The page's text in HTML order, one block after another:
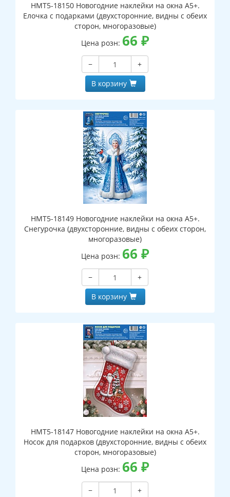
НМТ5-18150 Новогодние наклейки на окна А5+.
Елочка с подарками (двухсторонние, видны с обеих
сторон, многоразовые)
Цена розн: 66 ₽
−
+
В корзину
НМТ5-18149 Новогодние наклейки на окна А5+.
Снегурочка (двухсторонние, видны с обеих сторон,
многоразовые)
Цена розн: 66 ₽
−
+
В корзину
НМТ5-18147 Новогодние наклейки на окна А5+.
Носок для подарков (двухсторонние, видны с обеих
сторон, многоразовые)
Цена розн: 66 ₽
−
+